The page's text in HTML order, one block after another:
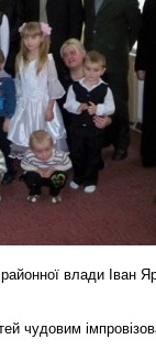
районної влади Іван
чудовим